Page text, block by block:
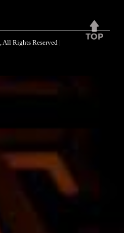
, All Rights Reserved |